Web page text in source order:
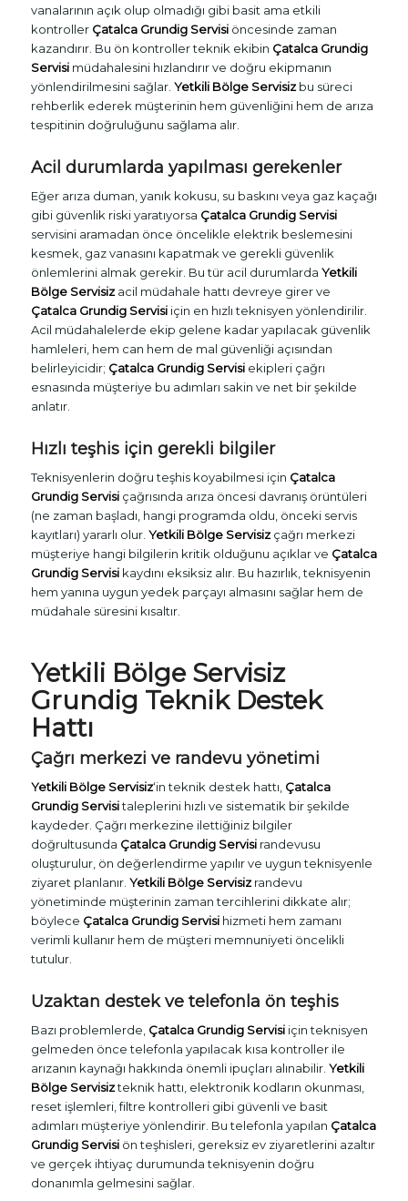
vanalarının açık olup olmadığı gibi basit ama etkili
kontroller Çatalca Grundig Servisiöncesinde zaman
kazandırır. Bu ön kontroller teknik ekibin Çatalca Grundig
Servisimüdahalesini hızlandırır ve doğru ekipmanın
yönlendirilmesini sağlar. Yetkili Bölge Servisizbu süreci
rehberlik ederek müşterinin hem güvenliğini hem de arıza
tespitinin doğruluğunu sağlama alır.
Acil durumlarda yapılması gerekenler
Eğer arıza duman, yanık kokusu, su baskını veya gaz kaçağı
gibi güvenlik riski yaratıyorsa Çatalca Grundig Servisi
servisini aramadan önce öncelikle elektrik beslemesini
kesmek, gaz vanasını kapatmak ve gerekli güvenlik
önlemlerini almak gerekir. Bu tür acil durumlarda Yetkili
Bölge Servisizacil müdahale hattı devreye girer ve
Çatalca Grundig Servisiiçin en hızlı teknisyen yönlendirilir.
Acil müdahalelerde ekip gelene kadar yapılacak güvenlik
hamleleri, hem can hem de mal güvenliği açısından
belirleyicidir; Çatalca Grundig Servisiekipleri çağrı
esnasında müşteriye bu adımları sakin ve net bir şekilde
anlatır.
Hızlı teşhis için gerekli bilgiler
Teknisyenlerin doğru teşhis koyabilmesi için Çatalca
Grundig Servisiçağrısında arıza öncesi davranış örüntüleri
(ne zaman başladı, hangi programda oldu, önceki servis
kayıtları) yararlı olur. Yetkili Bölge Servisizçağrı merkezi
müşteriye hangi bilgilerin kritik olduğunu açıklar ve Çatalca
Grundig Servisikaydını eksiksiz alır. Bu hazırlık, teknisyenin
hem yanına uygun yedek parçayı almasını sağlar hem de
müdahale süresini kısaltır.
Yetkili Bölge Servisiz
Grundig Teknik Destek
Hattı
Çağrı merkezi ve randevu yönetimi
Yetkili Bölge Servisiz‘in teknik destek hattı, Çatalca
Grundig Servisitaleplerini hızlı ve sistematik bir şekilde
kaydeder. Çağrı merkezine ilettiğiniz bilgiler
doğrultusunda Çatalca Grundig Servisirandevusu
oluşturulur, ön değerlendirme yapılır ve uygun teknisyenle
ziyaret planlanır. Yetkili Bölge Servisizrandevu
yönetiminde müşterinin zaman tercihlerini dikkate alır;
böylece Çatalca Grundig Servisihizmeti hem zamanı
verimli kullanır hem de müşteri memnuniyeti öncelikli
tutulur.
Uzaktan destek ve telefonla ön teşhis
Bazı problemlerde, Çatalca Grundig Servisiiçin teknisyen
gelmeden önce telefonla yapılacak kısa kontroller ile
arızanın kaynağı hakkında önemli ipuçları alınabilir. Yetkili
Bölge Servisizteknik hattı, elektronik kodların okunması,
reset işlemleri, filtre kontrolleri gibi güvenli ve basit
adımları müşteriye yönlendirir. Bu telefonla yapılan Çatalca
Grundig Servisiön teşhisleri, gereksiz ev ziyaretlerini azaltır
ve gerçek ihtiyaç durumunda teknisyenin doğru
donanımla gelmesini sağlar.